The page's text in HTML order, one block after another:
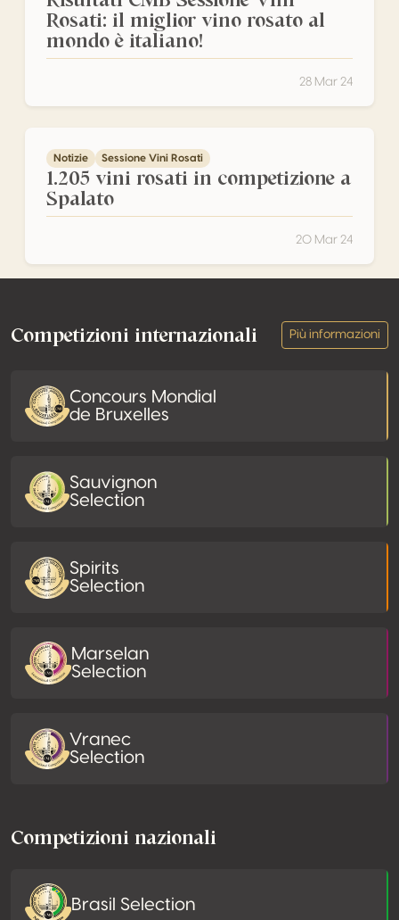
Rosati: il miglior vino rosato al
mondo è italiano!
28 Mar 24
Notizie Sessione Vini Rosati
1.205 vini rosati in competizione a
Spalato
20 Mar 24
Footer
Competizioni internazionali Più informazioni
Concours Mondial
de Bruxelles
Sauvignon
Selection
Spirits
Selection
Marselan
Selection
Vranec
Selection
Competizioni nazionali
Brasil Selection